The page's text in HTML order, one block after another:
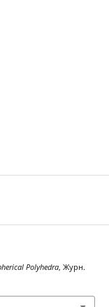
Polyhedra, Журн.